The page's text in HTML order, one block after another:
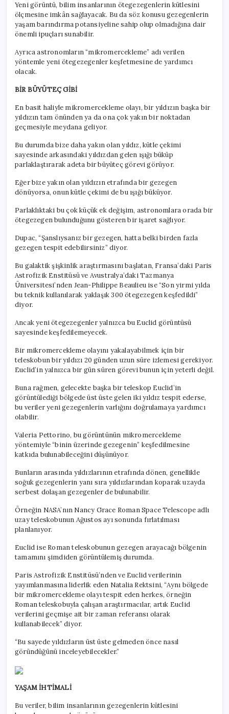
Yeni görüntü, bilim insanlarının ötegezegenlerin kütlesini
ölçmesine imkân sağlayacak. Bu da söz konusu gezegenlerin
yaşam barındırma potansiyeline sahip olup olmadığına dair
önemli ipuçları sunabilir.
Ayrıca astronomların “mikromercekleme” adı verilen
yöntemle yeni ötegezegenler keşfetmesine de yardımcı
olacak.
BİR BÜYÜTEÇ GİBİ
En basit haliyle mikromercekleme olayı, bir yıldızın başka bir
yıldızın tam önünden ya da ona çok yakın bir noktadan
geçmesiyle meydana geliyor.
Bu durumda bize daha yakın olan yıldız, kütle çekimi
sayesinde arkasındaki yıldızdan gelen ışığı büküp
parlaklaştırarak adeta bir büyüteç görevi görüyor.
Eğer bize yakın olan yıldızın etrafında bir gezegen
dönüyorsa, onun kütle çekimi de bu ışığı büküyor.
Parlaklıktaki bu çok küçük ek değişim, astronomlara orada bir
ötegezegen bulunduğunu gösteren bir işaret sağlıyor.
Dupac, “Şanslıysanız bir gezegen, hatta belki birden fazla
gezegen tespit edebilirsiniz” diyor.
Bu galaktik şişkinlik araştırmasını başlatan, Fransa’daki Paris
Astrofizik Enstitüsü ve Avustralya’daki Tazmanya
Üniversitesi’nden Jean-Philippe Beaulieu ise “Son yirmi yılda
bu teknik kullanılarak yaklaşık 300 ötegezegen keşfedildi”
diyor.
Ancak yeni ötegezegenler yalnızca bu Euclid görüntüsü
sayesinde keşfedilemeyecek.
Bir mikromercekleme olayını yakalayabilmek için bir
teleskobun bir yıldızı 20 günden uzun süre izlemesi gerekiyor.
Euclid’in yalnızca bir gün süren görevi bunun için yeterli değil.
Buna rağmen, gelecekte başka bir teleskop Euclid’in
görüntülediği bölgede üst üste gelen iki yıldız tespit ederse,
bu veriler yeni gezegenlerin varlığını doğrulamaya yardımcı
olabilir.
Valeria Pettorino, bu görüntünün mikromercekleme
yöntemiyle “binin üzerinde gezegenin” keşfedilmesine
katkıda bulunabileceğini düşünüyor.
Bunların arasında yıldızlarının etrafında dönen, genellikle
soğuk gezegenlerin yanı sıra yıldızlarından koparak uzayda
serbest dolaşan gezegenler de bulunabilir.
Örneğin NASA’nın Nancy Grace Roman Space Telescope adlı
uzay teleskobunun Ağustos ayı sonunda fırlatılması
planlanıyor.
Euclid ise Roman teleskobunun gezegen arayacağı bölgenin
tamamını şimdiden görüntülemiş durumda.
Paris Astrofizik Enstitüsü’nden ve Euclid verilerinin
yayımlanmasına liderlik eden Natalia Rektsini, “Aynı bölgede
bir mikromercekleme olayı tespit eden herkes, örneğin
Roman teleskobuyla çalışan araştırmacılar, artık Euclid
verilerini geçmişe ait bir zaman referansı olarak
kullanabilecek” diyor.
“Bu sayede yıldızların üst üste gelmeden önce nasıl
göründüğünü inceleyebilecekler.”
YAŞAM İHTİMALİ
Bu veriler, bilim insanlarının gezegenlerin kütlesini